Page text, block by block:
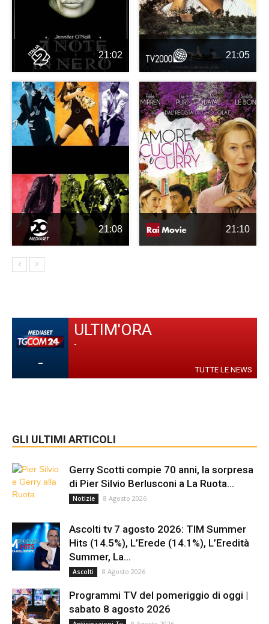
21:02 21:05
21:08 21:10
-
ULTIM'ORA
-
TUTTE LE NEWS
GLI ULTIMI ARTICOLI
Gerry Scotti compie 70 anni, la sorpresa
di Pier Silvio Berlusconi a La Ruota...
Notizie 8 Agosto 2026
Ascolti tv 7 agosto 2026: TIM Summer
Hits (14.5%), L’Erede (14.1%), L’Eredità
Summer, La...
Ascolti 8 Agosto 2026
Programmi TV del pomeriggio di oggi |
sabato 8 agosto 2026